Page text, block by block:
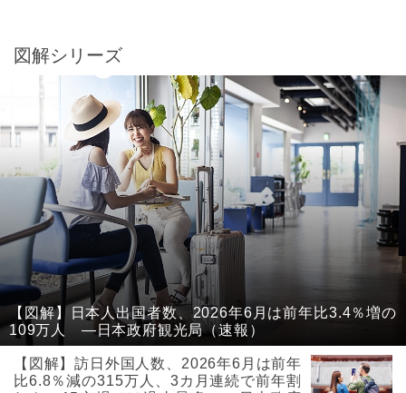
図解シリーズ
【図解】日本人出国者数、2026年6月は前年比3.4％増の
109万人 ―日本政府観光局（速報）
【図解】訪日外国人数、2026年6月は前年
比6.8％減の315万人、3カ月連続で前年割